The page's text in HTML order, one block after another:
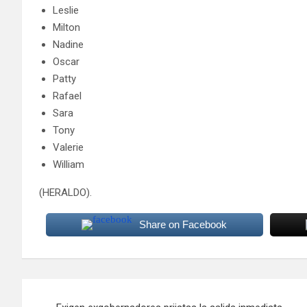
Leslie
Milton
Nadine
Oscar
Patty
Rafael
Sara
Tony
Valerie
William
(HERALDO).
Share on Facebook